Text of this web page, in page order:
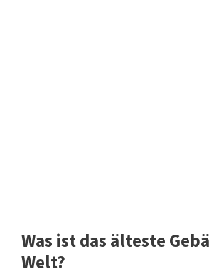
Was ist das älteste
Welt?